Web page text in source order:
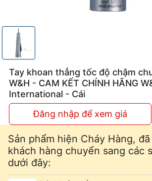
KẾT
CHÍNH
HÃNG
W&H
International
Tay khoan thẳng tốc độ chậm
W&H - CAM KẾT CHÍNH HÃNG
International - Cái
Đăng nhập để xem giá
Sản phẩm hiện Cháy Hàng,
khách hàng chuyển sang các
dưới đây: